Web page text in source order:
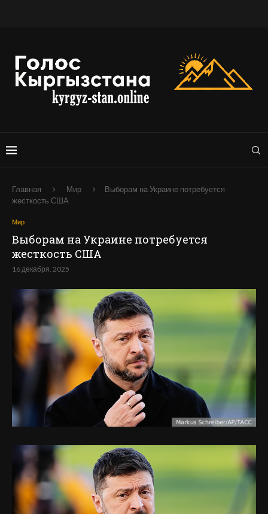
Главная Мир
Выборам на Украине потребуется
жесткость США
Мир
Выборам на Украине потребуется
жесткость США
16 декабря, 2025